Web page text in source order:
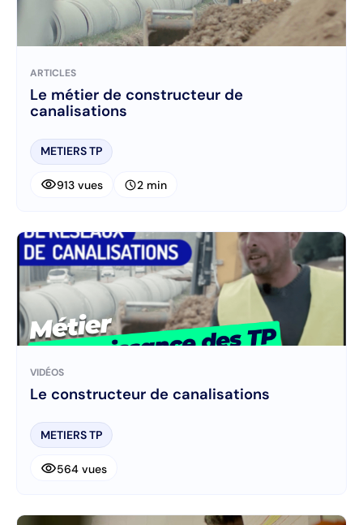
ARTICLES
Le métier de constructeur de
canalisations
METIERS TP
visibility913 vues schedule2 min
VIDÉOS
Le constructeur de canalisations
METIERS TP
visibility564 vues